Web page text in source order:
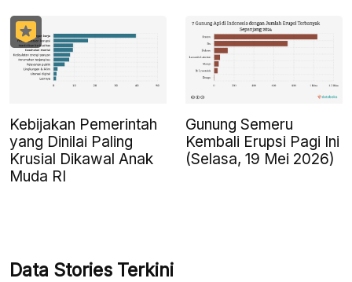
Kebijakan Pemerintah
yang Dinilai Paling
Krusial Dikawal Anak
Muda RI
Gunung Semeru
Kembali Erupsi Pagi Ini
(Selasa, 19 Mei 2026)
Data Stories Terkini